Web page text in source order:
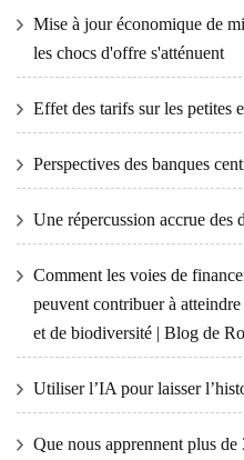
Mise à jour économique de
les chocs d'offre s'atténuent
Effet des tarifs sur les petites
Perspectives des banques
Une répercussion accrue des
Comment les voies de
peuvent contribuer à
et de biodiversité | Blog de
Utiliser l’IA pour laisser
Que nous apprennent plus